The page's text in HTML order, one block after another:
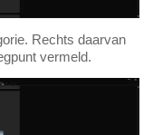
Rechts daarvan
vermeld.